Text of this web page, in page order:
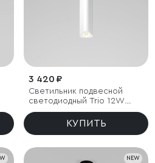
3 420 ₽
Светильник подвесной
светодиодный Trio 12W
3000K белый
КУПИТЬ
NEW